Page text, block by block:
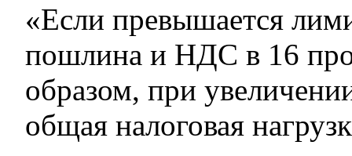
«Если превышается
пошлина и НДС в 16
образом, при
общая налоговая